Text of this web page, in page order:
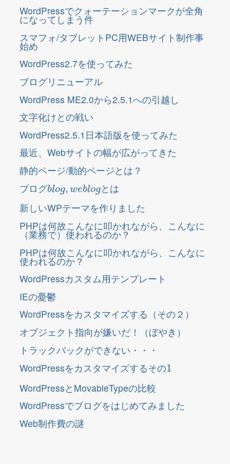
WordPressでクォーテーションマークが全角
になってしまう件
スマフォ/タブレットPC用WEBサイト制作事
始め
WordPress2.7を使ってみた
ブログリニューアル
WordPress ME2.0から2.5.1への引越し
文字化けとの戦い
WordPress2.5.1日本語版を使ってみた
最近、Webサイトの幅が広がってきた
静的ページ/動的ページとは？
ブログ
o , web
とは
新しいWPテーマを作りました
PHPは何故こんなに叩かれながら、こんなに
（業務で）使われるのか？
PHPは何故こんなに叩かれながら、こんなに
使われるのか？
WordPressカスタム用テンプレート
IEの憂鬱
WordPressをカスタマイズする（その２）
オブジェクト指向が嫌いだ！（ぼやき）
トラックバックができない・・・
WordPressをカスタマイズする
そ の
WordPressとMovableTypeの比較
WordPressでブログをはじめてみました
Web制作費の謎